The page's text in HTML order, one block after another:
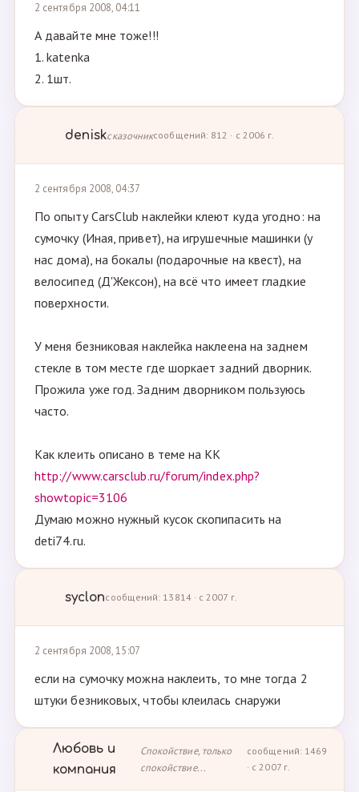
2 сентября 2008, 04:11
А давайте мне тоже!!!
1. katenka
2. 1шт.
deniskсказочниксообщений: 812 · с 2006 г.
2 сентября 2008, 04:37
По опыту CarsClub наклейки клеют куда угодно: на
сумочку (Иная, привет), на игрушечные машинки (у
нас дома), на бокалы (подарочные на квест), на
велосипед (Д'Жексон), на всё что имеет гладкие
поверхности.
У меня безниковая наклейка наклеена на заднем
стекле в том месте где шоркает задний дворник.
Прожила уже год. Задним дворником пользуюсь
часто.
Как клеить описано в теме на КК
http://www.carsclub.ru/forum/index.php?
showtopic=3106
Думаю можно нужный кусок скопипасить на
deti74.ru.
syclonсообщений: 13814 · с 2007 г.
2 сентября 2008, 15:07
если на сумочку можна наклеить, то мне тогда 2
штуки безниковых, чтобы клеилась снаружи
Любовь и
компания
Спокойствие, только
спокойствие...
сообщений: 1469
· с 2007 г.